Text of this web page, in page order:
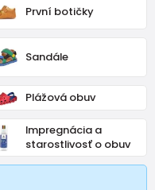
První botičky
Sandále
Plážová obuv
Impregnácia a
starostlivosť o obuv